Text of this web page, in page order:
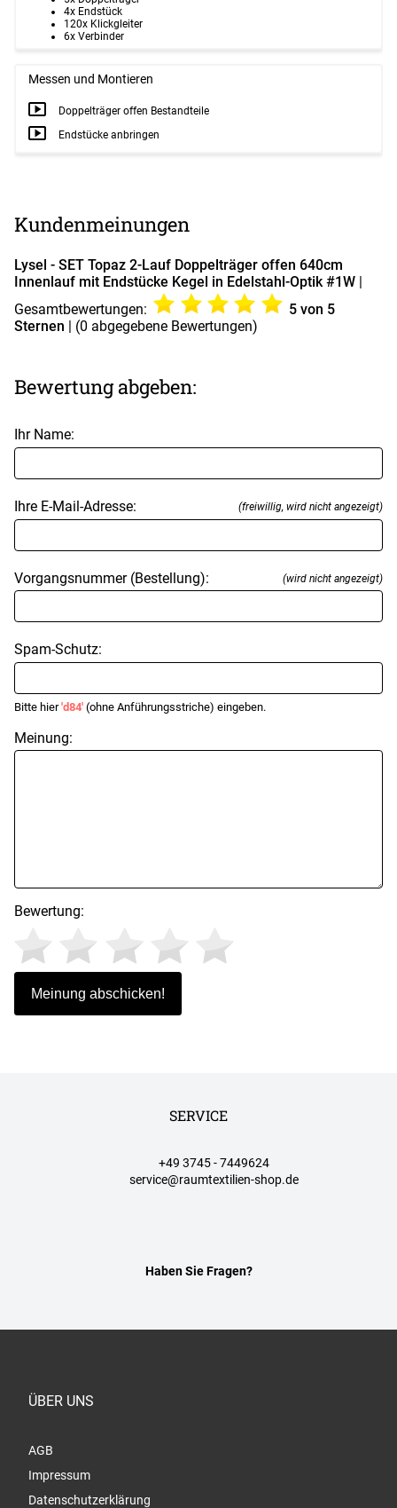
4x Endstück
120x Klickgleiter
6x Verbinder
Messen und Montieren
Doppelträger offen Bestandteile
Endstücke anbringen
Kundenmeinungen
Lysel - SET Topaz 2-Lauf Doppelträger offen 640cm
Innenlauf mit Endstücke Kegel in Edelstahl-Optik #1W
Gesamtbewertungen:
5von 5
Sternen
| (0 abgegebene Bewertungen)
Bewertung abgeben:
Ihr Name:
Ihre E-Mail-Adresse: (freiwillig, wird nicht angezeigt)
Vorgangsnummer (Bestellung): (wird nicht angezeigt)
Spam-Schutz:
Bitte hier'd84' (ohne Anführungsstriche) eingeben.
Meinung:
Bewertung:
SERVICE
Haben Sie Fragen?
+49 3745 - 7449624
service@raumtextilien-shop.de
ÜBER UNS
AGB
Impressum
Datenschutzerklärung